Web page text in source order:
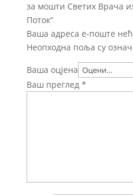
за мошти Светих Врача
Поток“
Ваша адреса е-поште
Неопходна поља су
Ваша оцјена
Ваш преглед *